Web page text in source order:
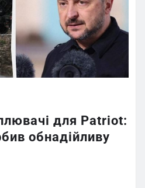
для Patriot:
обнадійливу